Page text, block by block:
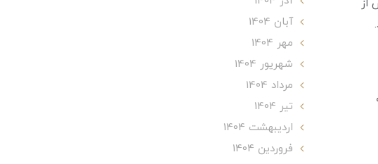
از
آبان 1404
مهر 1404
شهریور 1404
مرداد 1404
تير 1404
ارديبهشت 1404
فروردین 1404